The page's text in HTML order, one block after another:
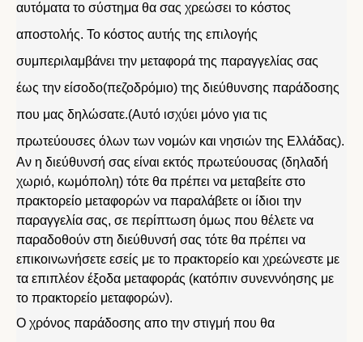
αυτόματα το σύστημα θα σας χρεώσει το κόστος
αποστολής. Το κόστος αυτής της επιλογής
συμπεριλαμβάνει την μεταφορά της παραγγελίας σας
έως την είσοδο(πεζοδρόμιο) της διεύθυνσης παράδοσης
που μας δηλώσατε.(Αυτό ισχύει μόνο για τις
πρωτεύουσες όλων των νομών και νησιών της Ελλάδας).
Αν η διεύθυνσή σας είναι εκτός πρωτεύουσας (δηλαδή
χωριό, κωμόπολη) τότε θα πρέπει να μεταβείτε στο
πρακτορείο μεταφορών να παραλάβετε οι ίδιοι την
παραγγελία σας, σε περίπτωση όμως που θέλετε να
παραδοθούν στη διεύθυνσή σας τότε θα πρέπει να
επικοινωνήσετε εσείς με το πρακτορείο και χρεώνεστε με
τα επιπλέον έξοδα μεταφοράς (κατόπιν συνεννόησης με
το πρακτορείο μεταφορών).
Ο χρόνος παράδοσης απο την στιγμή που θα